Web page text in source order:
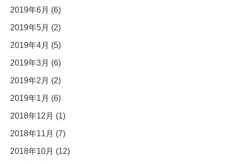
2019年6月 (6)
2019年5月 (2)
2019年4月 (5)
2019年3月 (6)
2019年2月 (2)
2019年1月 (6)
2018年12月 (1)
2018年11月 (7)
2018年10月 (12)